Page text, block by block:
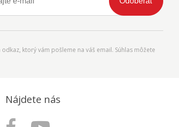
ktorý vám pošleme na váš email. Súhlas môžete
Nájdete nás